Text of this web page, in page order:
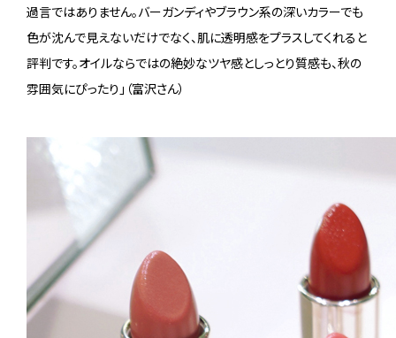
過言ではありません。バーガンディやブラウン系の深いカラーでも
色が沈んで見えないだけでなく、肌に透明感をプラスしてくれると
評判です。オイルならではの絶妙なツヤ感としっとり質感も、秋の
雰囲気にぴったり」（富沢さん）